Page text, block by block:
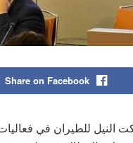
Share on Facebook
النيل للطيران في